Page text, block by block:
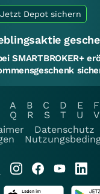
Jetzt Depot sichern
SMARTBROKER+
A B C D E F
Q R S T U V
Datenschutz